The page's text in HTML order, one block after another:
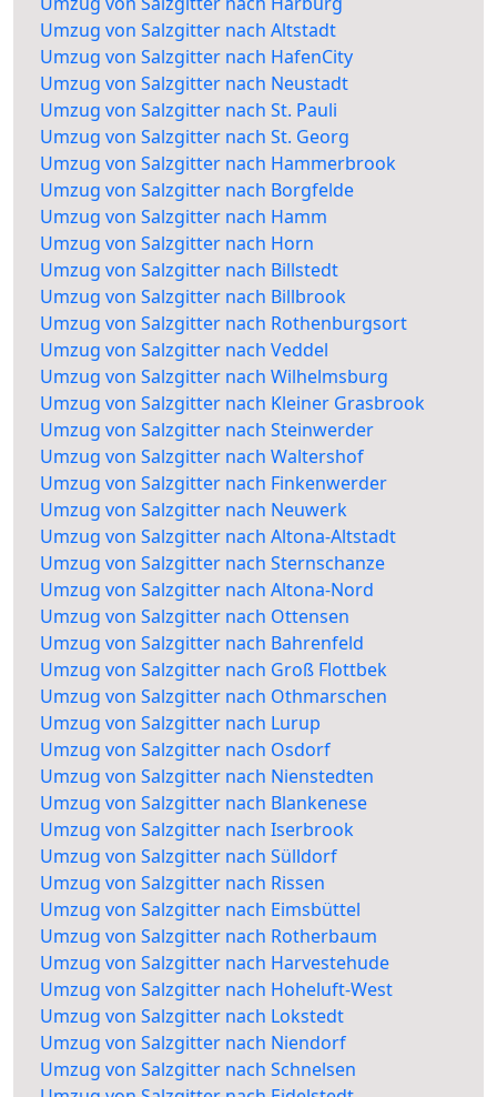
Umzug von Salzgitter nach Altstadt
Umzug von Salzgitter nach HafenCity
Umzug von Salzgitter nach Neustadt
Umzug von Salzgitter nach St. Pauli
Umzug von Salzgitter nach St. Georg
Umzug von Salzgitter nach Hammerbrook
Umzug von Salzgitter nach Borgfelde
Umzug von Salzgitter nach Hamm
Umzug von Salzgitter nach Horn
Umzug von Salzgitter nach Billstedt
Umzug von Salzgitter nach Billbrook
Umzug von Salzgitter nach Rothenburgsort
Umzug von Salzgitter nach Veddel
Umzug von Salzgitter nach Wilhelmsburg
Umzug von Salzgitter nach Kleiner Grasbrook
Umzug von Salzgitter nach Steinwerder
Umzug von Salzgitter nach Waltershof
Umzug von Salzgitter nach Finkenwerder
Umzug von Salzgitter nach Neuwerk
Umzug von Salzgitter nach Altona-Altstadt
Umzug von Salzgitter nach Sternschanze
Umzug von Salzgitter nach Altona-Nord
Umzug von Salzgitter nach Ottensen
Umzug von Salzgitter nach Bahrenfeld
Umzug von Salzgitter nach Groß Flottbek
Umzug von Salzgitter nach Othmarschen
Umzug von Salzgitter nach Lurup
Umzug von Salzgitter nach Osdorf
Umzug von Salzgitter nach Nienstedten
Umzug von Salzgitter nach Blankenese
Umzug von Salzgitter nach Iserbrook
Umzug von Salzgitter nach Sülldorf
Umzug von Salzgitter nach Rissen
Umzug von Salzgitter nach Eimsbüttel
Umzug von Salzgitter nach Rotherbaum
Umzug von Salzgitter nach Harvestehude
Umzug von Salzgitter nach Hoheluft-West
Umzug von Salzgitter nach Lokstedt
Umzug von Salzgitter nach Niendorf
Umzug von Salzgitter nach Schnelsen